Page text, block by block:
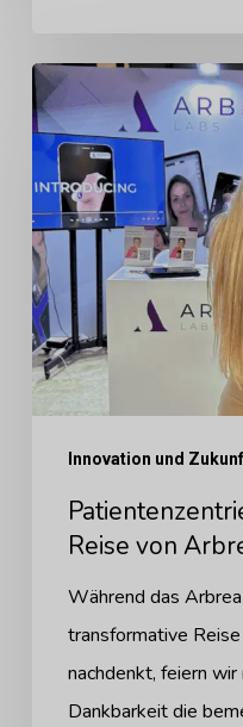
Patientenzentrierte
Exzellenz:
Die
Reise
von
Arbrea
Labs
bis
2024
Innovation und
Reise von
Während das
transformative
nachdenkt, feiern
Dankbarkeit die